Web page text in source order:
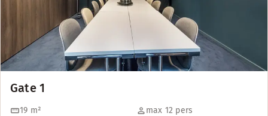
Gate 1
19 m² max 12 pers